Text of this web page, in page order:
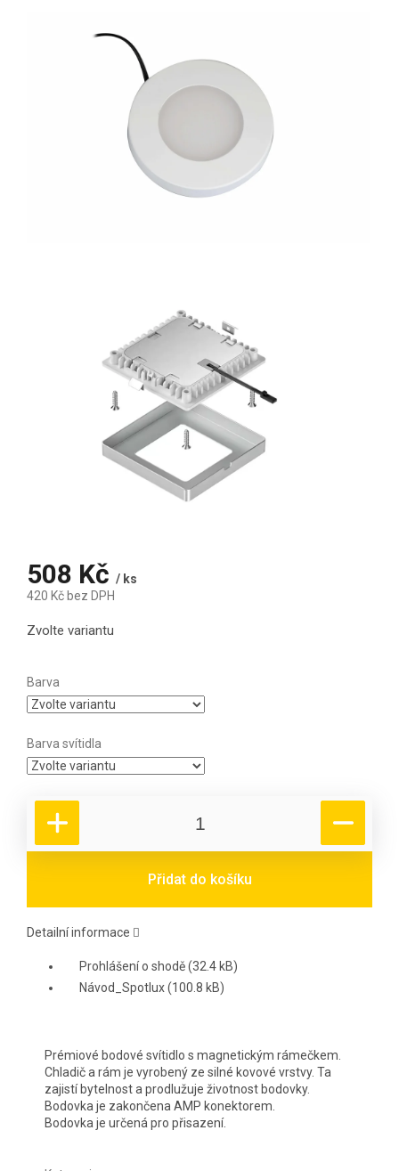
508 Kč / ks
420 Kč bez DPH
Zvolte variantu
Barva
Barva svítidla
Přidat do košíku
Detailní informace
Prohlášení o shodě (32.4 kB)
Návod_Spotlux (100.8 kB)
Prémiové bodové svítidlo s magnetickým rámečkem.
Chladič a rám je vyrobený ze silné kovové vrstvy. Ta
zajistí bytelnost a prodlužuje životnost bodovky.
Bodovka je zakončena AMP konektorem.
Bodovka je určená pro přisazení.